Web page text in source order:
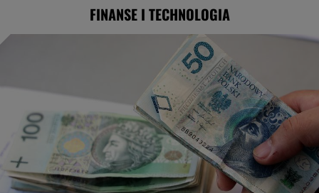
FINANSE I TECHNOLOGIA